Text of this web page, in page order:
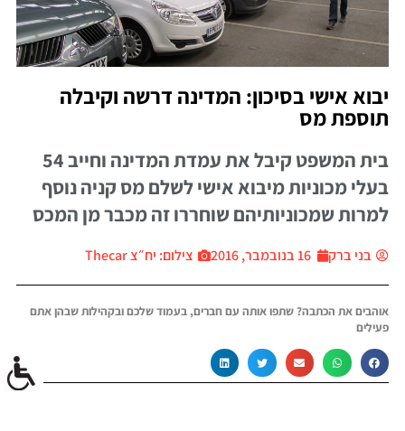
יבוא אישי בסיכון: המדינה דרשה וקיבלה
תוספת מס
בית המשפט קיבל את עמדת המדינה וחייב 54
בעלי מכוניות מיבוא אישי לשלם מס קניה נוסף
למרות שמכוניותיהם שוחררו זה מכבר מן המכס
בני ברק 16 בנובמבר, 2016 צילום: יח״צ Thecar
אוהבים את הכתבה? שתפו אותה עם חברים, בעמוד שלכם ובקהילות שבהן אתם
פעילים